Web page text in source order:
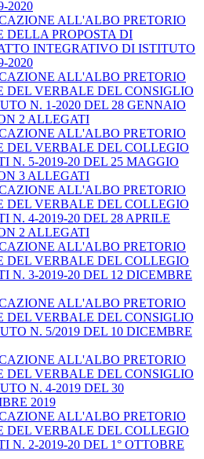
2020
ALL'ALBO PRETORIO
DELLA PROPOSTA DI
INTEGRATIVO DI ISTITUTO
2020
ALL'ALBO PRETORIO
DEL VERBALE DEL CONSIGLIO
N. 1-2020 DEL 28 GENNAIO
2 ALLEGATI
ALL'ALBO PRETORIO
DEL VERBALE DEL COLLEGIO
N. 5-2019-20 DEL 25 MAGGIO
3 ALLEGATI
ALL'ALBO PRETORIO
DEL VERBALE DEL COLLEGIO
N. 4-2019-20 DEL 28 APRILE
2 ALLEGATI
ALL'ALBO PRETORIO
DEL VERBALE DEL COLLEGIO
N. 3-2019-20 DEL 12 DICEMBRE
ALL'ALBO PRETORIO
DEL VERBALE DEL CONSIGLIO
N. 5/2019 DEL 10 DICEMBRE
ALL'ALBO PRETORIO
DEL VERBALE DEL CONSIGLIO
N. 4-2019 DEL 30
2019
ALL'ALBO PRETORIO
DEL VERBALE DEL COLLEGIO
N. 2-2019-20 DEL 1° OTTOBRE